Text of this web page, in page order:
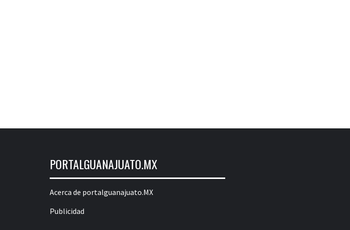
PORTALGUANAJUATO.MX
Acerca de portalguanajuato.MX
Publicidad